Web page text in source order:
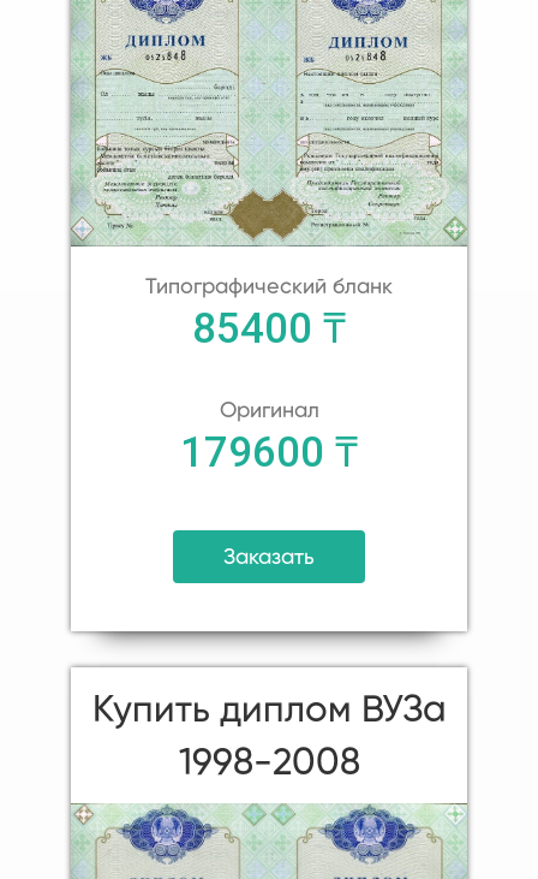
Типографический бланк
85400 ₸
Оригинал
179600 ₸
Заказать
Купить диплом ВУЗа
1998-2008